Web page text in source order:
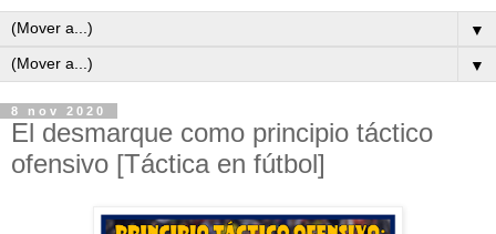
▼
▼
8 nov 2020
El desmarque como principio táctico
ofensivo [Táctica en fútbol]